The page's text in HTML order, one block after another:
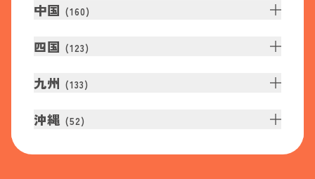
中国 (160)
四国 (123)
九州 (133)
沖縄 (52)